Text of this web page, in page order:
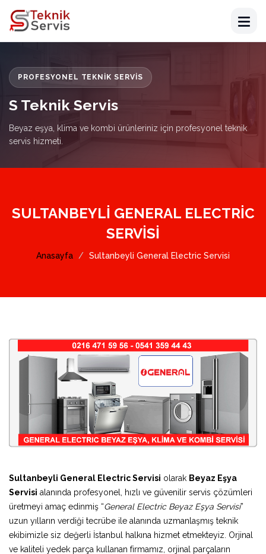
PROFESYONEL TEKNIK SERVIS
S Teknik Servis
Beyaz eşya, klima ve kombi ürünleriniz için profesyonel teknik
servis hizmeti.
SULTANBEYLI GENERAL ELECTRIC
SERVISI
Anasayfa Sultanbeyli General Electric Servisi
Sultanbeyli General Electric Servisi olarak Beyaz Eşya
Servisi alanında profesyonel, hızlı ve güvenilir servis çözümleri
üretmeyi amaç edinmiş “General Electric Beyaz Eşya Servisi”
uzun yılların verdiği tecrübe ile alanında uzmanlaşmış teknik
ekibimizle siz değerli İstanbul halkına hizmet etmekteyiz. Orjinal
ve kaliteli yedek parça kullanan firmamız, orjinal parçaların